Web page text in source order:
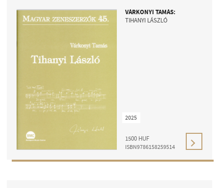
VÁRKONYI TAMÁS:
TIHANYI LÁSZLÓ
1500 HUF
ISBN9786158259514
2025